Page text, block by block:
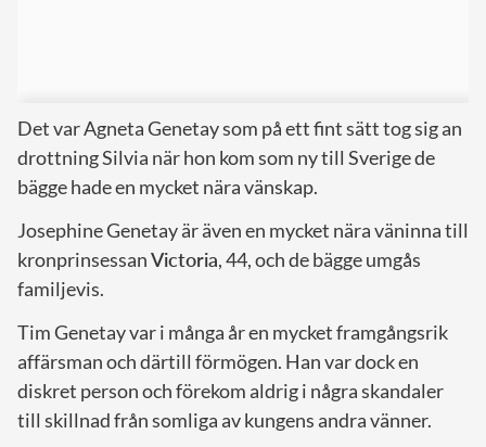
Det var Agneta Genetay som på ett fint sätt tog sig an
drottning Silvia när hon kom som ny till Sverige de
bägge hade en mycket nära vänskap.
Josephine Genetay är även en mycket nära väninna till
kronprinsessanVictoria, 44, och de bägge umgås
familjevis.
Tim Genetay var i många år en mycket framgångsrik
affärsman och därtill förmögen. Han var dock en
diskret person och förekom aldrig i några skandaler
till skillnad från somliga av kungens andra vänner.